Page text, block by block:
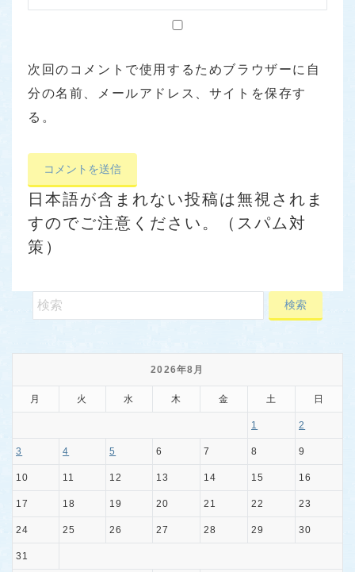
次回のコメントで使用するためブラウザーに自
分の名前、メールアドレス、サイトを保存す
る。
日本語が含まれない投稿は無視されま
すのでご注意ください。（スパム対
策）
2026年8月
月 火 水 木 金 土 日
1 2
3 4 5 6 7 8 9
10 11 12 13 14 15 16
17 18 19 20 21 22 23
24 25 26 27 28 29 30
31